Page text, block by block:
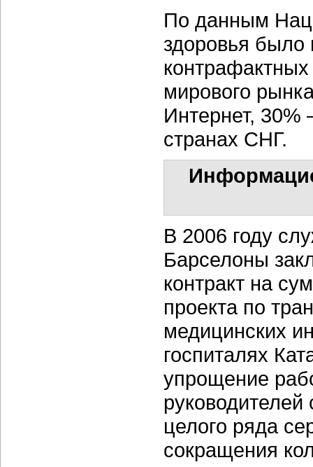
По данным
здоровья было
мирового
Интернет,
странах СНГ.
В 2006 году
Барселоны
контракт на
проекта по
медицинских
госпиталях
упрощение
целого ряда
сокращения